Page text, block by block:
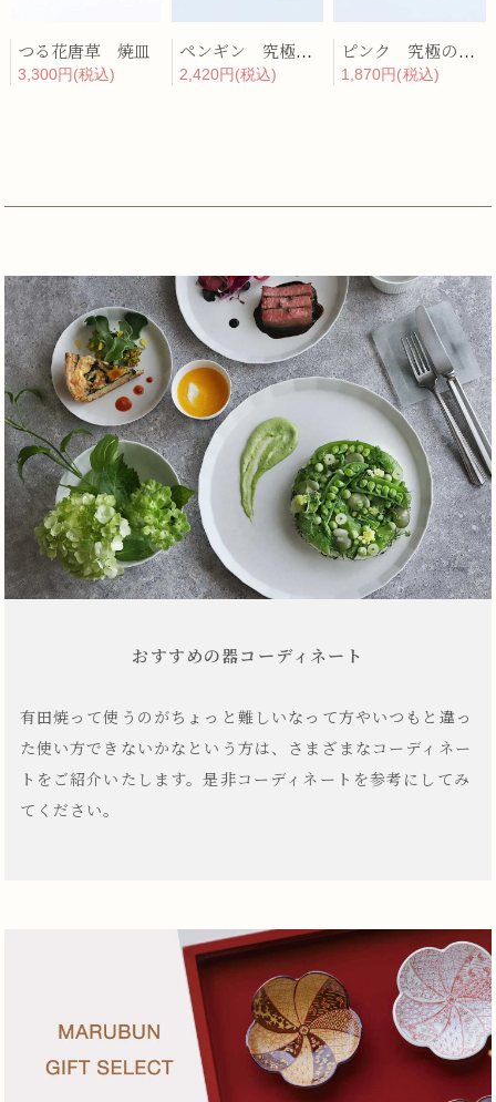
つる花唐草 焼皿
3,300円(税込)
ペンギン 究極のレンゲ
2,420円(税込)
ピンク 究極のレンゲ
1,870円(税込)
おすすめの器コーディネート
有田焼って使うのがちょっと難しいなって方やいつもと違っ
た使い方できないかなという方は、さまざまなコーディネー
トをご紹介いたします。是非コーディネートを参考にしてみ
てください。